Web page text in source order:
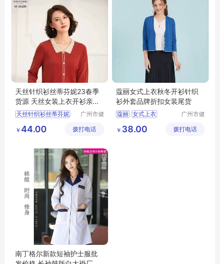
天丝针织衫丝蒂芬妮23春季
货源 天丝女装上衣开衫亲肤
透气 品牌女装尾货
天丝针织衫丝蒂芬妮
品牌女装尾货
广州市健
限公司
￥ 44.00 拨打电话
蔻丽女式上衣秋冬开衫针织
衫外套品牌折扣女装尾货
蔻丽 女式上衣
针织衫外套
广州市健
限公司
￥ 38.00 拨打电话
南丁格尔新款短袖护士服批